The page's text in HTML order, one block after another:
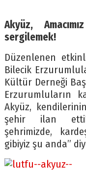
Akyüz,
sergilemek!
Düzenlenen
Bilecik
Kültür Derneği
Erzurumluların
Akyüz,
şehir ilan
şehrimizde,
gibiyiz şu anda”